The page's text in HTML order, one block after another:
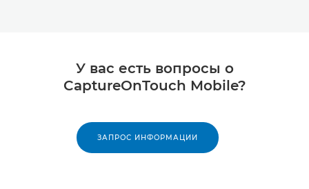
У вас есть вопросы о
CaptureOnTouch Mobile?
ЗАПРОС ИНФОРМАЦИИ